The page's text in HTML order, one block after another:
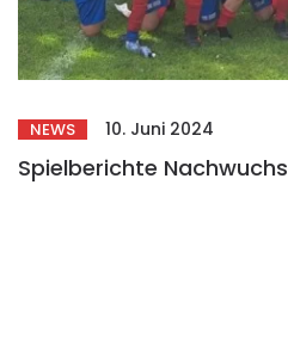
NEWS 10. Juni 2024
Spielberichte Nachwuchs